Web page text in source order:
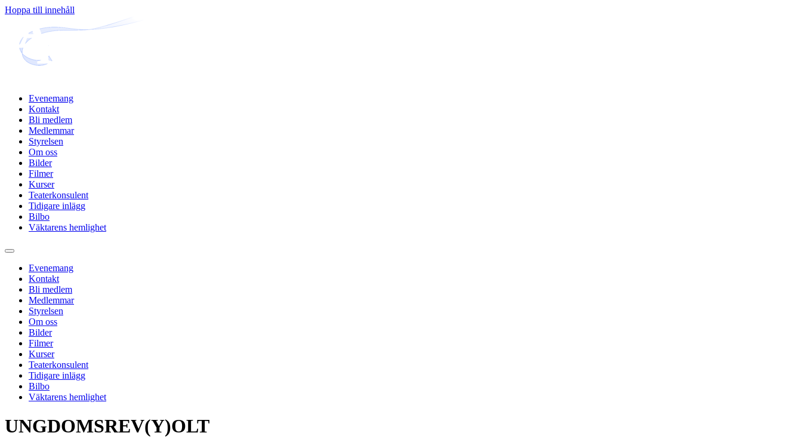
Hoppa till innehåll
Evenemang
Kontakt
Bli medlem
Medlemmar
Styrelsen
Om oss
Bilder
Filmer
Kurser
Teaterkonsulent
Tidigare inlägg
Bilbo
Väktarens hemlighet
Evenemang
Kontakt
Bli medlem
Medlemmar
Styrelsen
Om oss
Bilder
Filmer
Kurser
Teaterkonsulent
Tidigare inlägg
Bilbo
Väktarens hemlighet
UNGDOMSREV(Y)OLT